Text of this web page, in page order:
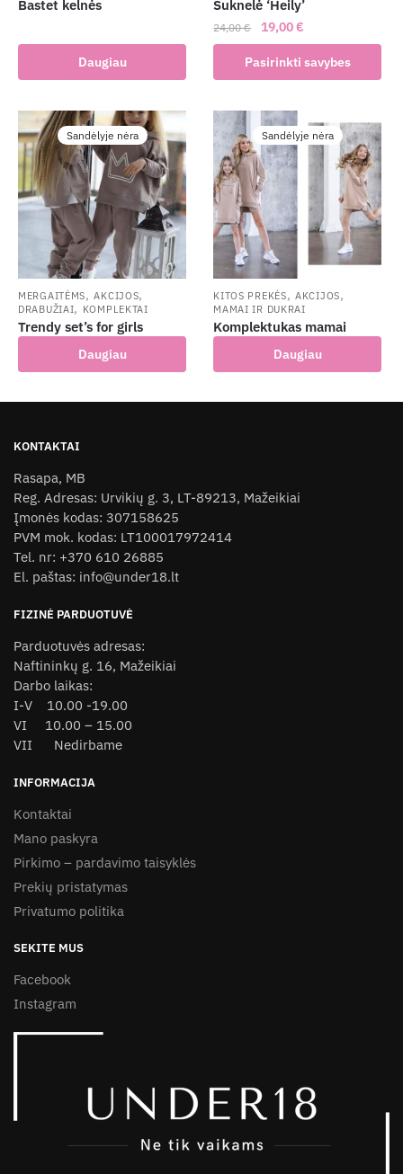
Bastet kelnės
Daugiau
Suknelė ‘Heily’
24,00€
Original
price
was:
24,00 €.
19,00€
price
is:
19,00 €.
Pasirinkti savybes
product
multiple
variants.
The
options
may
be
chosen
on
the
product
page
Sandėlyje nėra
MERGAITĖMS,AKCIJOS,
DRABUŽIAI, KOMPLEKTAI
Trendy set’s for girls
Daugiau
Sandėlyje nėra
KITOS PREKĖS,AKCIJOS,
MAMAI IR DUKRAI
Komplektukas mamai
Daugiau
KONTAKTAI
Rasapa, MB
Reg. Adresas: Urvikių g. 3, LT-89213, Mažeikiai
Įmonės kodas: 307158625
PVM mok. kodas: LT100017972414
Tel. nr: +370 610 26885
El. paštas: info@under18.lt
FIZINĖ PARDUOTUVĖ
Parduotuvės adresas:
Naftininkų g. 16, Mažeikiai
Darbo laikas:
I-V 10.00 -19.00
VI 10.00 – 15.00
VII Nedirbame
INFORMACIJA
Kontaktai
Mano paskyra
Pirkimo – pardavimo taisyklės
Prekių pristatymas
Privatumo politika
SEKITE MUS
Facebook
Instagram